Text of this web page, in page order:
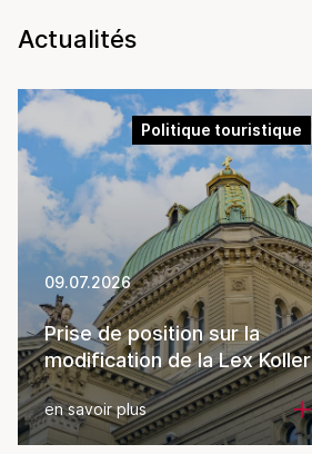
Actualités
Politique touristique
09.07.2026
Prise de position sur la
modification de la Lex Koller
en savoir plus